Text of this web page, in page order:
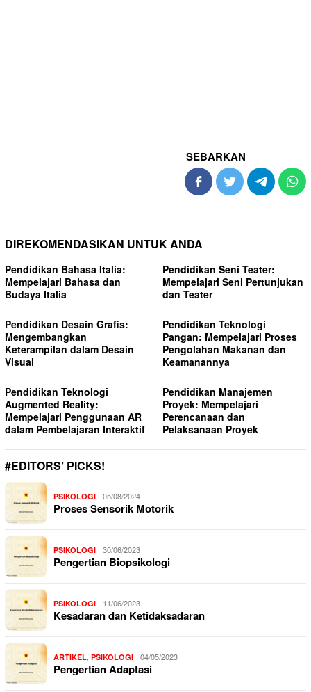
SEBARKAN
DIREKOMENDASIKAN UNTUK ANDA
Pendidikan Bahasa Italia:
Mempelajari Bahasa dan
Budaya Italia
Pendidikan Seni Teater:
Mempelajari Seni Pertunjukan
dan Teater
Pendidikan Desain Grafis:
Mengembangkan
Keterampilan dalam Desain
Visual
Pendidikan Teknologi
Pangan: Mempelajari Proses
Pengolahan Makanan dan
Keamanannya
Pendidikan Teknologi
Augmented Reality:
Mempelajari Penggunaan AR
dalam Pembelajaran Interaktif
Pendidikan Manajemen
Proyek: Mempelajari
Perencanaan dan
Pelaksanaan Proyek
#EDITORS’ PICKS!
PSIKOLOGI 05/08/2024
Proses Sensorik Motorik
PSIKOLOGI 30/06/2023
Pengertian Biopsikologi
PSIKOLOGI 11/06/2023
Kesadaran dan Ketidaksadaran
ARTIKEL PSIKOLOGI 04/05/2023
Pengertian Adaptasi